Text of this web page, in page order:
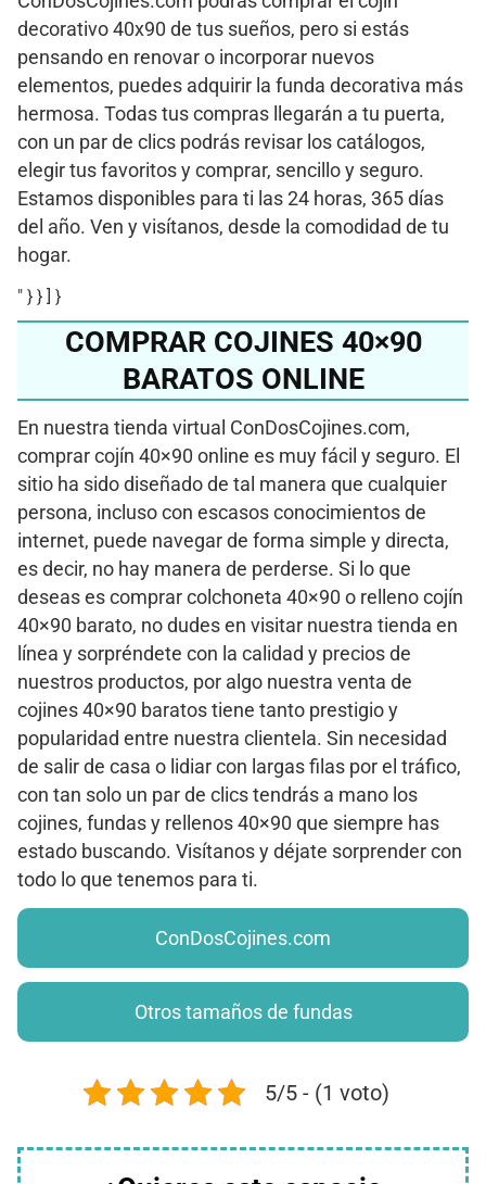
decorativo 40x90 de tus sueños, pero si estás
pensando en renovar o incorporar nuevos
elementos, puedes adquirir la funda decorativa más
hermosa. Todas tus compras llegarán a tu puerta,
con un par de clics podrás revisar los catálogos,
elegir tus favoritos y comprar, sencillo y seguro.
Estamos disponibles para ti las 24 horas, 365 días
del año. Ven y visítanos, desde la comodidad de tu
hogar.
" } } ] }
COMPRAR COJINES 40×90
BARATOS ONLINE
En nuestra tienda virtual ConDosCojines.com,
comprar cojín 40×90 online es muy fácil y seguro. El
sitio ha sido diseñado de tal manera que cualquier
persona, incluso con escasos conocimientos de
internet, puede navegar de forma simple y directa,
es decir, no hay manera de perderse. Si lo que
deseas es comprar colchoneta 40×90 o relleno cojín
40×90 barato, no dudes en visitar nuestra tienda en
línea y sorpréndete con la calidad y precios de
nuestros productos, por algo nuestra venta de
cojines 40×90 baratos tiene tanto prestigio y
popularidad entre nuestra clientela. Sin necesidad
de salir de casa o lidiar con largas filas por el tráfico,
con tan solo un par de clics tendrás a mano los
cojines, fundas y rellenos 40×90 que siempre has
estado buscando. Visítanos y déjate sorprender con
todo lo que tenemos para ti.
ConDosCojines.com
Otros tamaños de fundas
5/5 - (1 voto)